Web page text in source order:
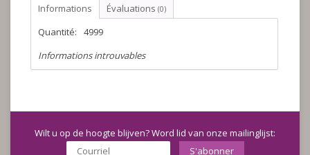
Informations Évaluations (0)
Quantité:
4999
Informations introuvables
Wilt u op de hoogte blijven? Word lid van onze mailinglijst:
S'abonner